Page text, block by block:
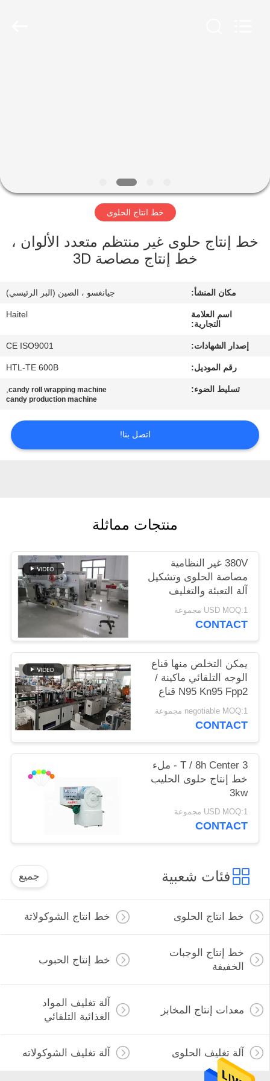
عنا
في
مراقبة
الجودة
اطلب
اقتباس
POLICY
خط انتاج الحلوى
خط إنتاج حلوى غير منتظم متعدد الألوان ،
خط إنتاج مصاصة 3D
مكان المنشأ: جيانغسو ، الصين (البر الرئيسي)
اسم العلامة
التجارية:
Haitel
إصدار الشهادات: CE ISO9001
رقم الموديل: HTL-TE 600B
تسليط الضوء: candy roll wrapping machine
,
candy production machine
اتصل بنا!
منتجات مماثلة
380V غير النظامية
مصاصة الحلوى وتشكيل
آلة التعبئة والتغليف
USD MOQ:1 مجموعة
CONTACT
يمكن التخلص منها قناع
الوجه التلقائي ماكينة /
N95 Kn95 Fpp2 قناع
صنع المعدات
negotiable MOQ:1 مجموعة
CONTACT
3 T / 8h Center - ملء
خط إنتاج حلوى الحليب
3kw
USD MOQ:1 مجموعة
CONTACT
فئات شعبية جميع
خط انتاج الحلوى خط انتاج الشوكولاتة
خط إنتاج الوجبات
الخفيفة
خط إنتاج الحبوب
معدات إنتاج المخابز
آلة تغليف المواد
الغذائية التلقائي
آلة تغليف الحلوى آلة تغليف الشوكولاته